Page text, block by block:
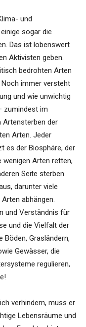
und
sogar die
Das ist lobenswert
Aktivisten geben.
bedrohten Arten
immer versteht
und wie unwichtig
zumindest im
Artensterben der
Arten. Jeder
es der Biosphäre, der
wenigen Arten retten,
Seite sterben
darunter viele
abhängen.
und Verständnis für
und die Vielfalt der
Grasländern,
Gewässer, die
regulieren,
verhindern, muss er
Lebensräume und